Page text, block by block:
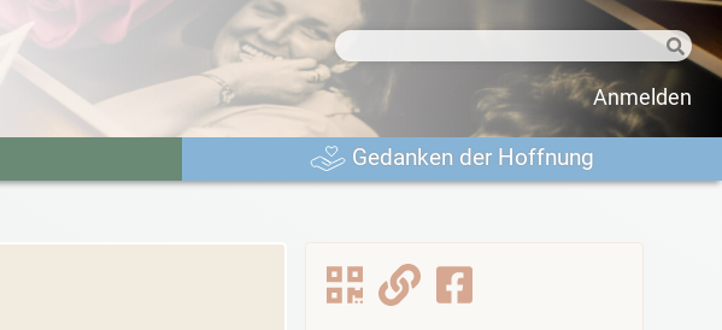
Anmelden
Gedanken der Hoffnung